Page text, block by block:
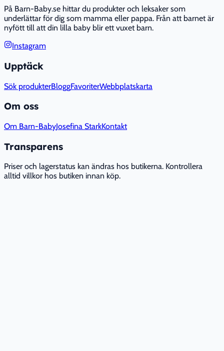
På Barn-Baby.se hittar du produkter och leksaker som
underlättar för dig som mamma eller pappa. Från att barnet är
nyfött till att din lilla baby blir ett vuxet barn.
Instagram
Upptäck
Sök produkterBloggFavoriterWebbplatskarta
Om oss
Om Barn-BabyJosefina StarkKontakt
Transparens
Priser och lagerstatus kan ändras hos butikerna. Kontrollera
alltid villkor hos butiken innan köp.